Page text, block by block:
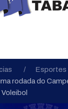
Esportes
rodada do